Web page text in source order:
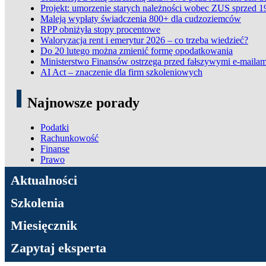
Projekt: umorzenie starych należności wobec ZUS sprzed
Maleją wypłaty świadczenia 800+ dla cudzoziemców
RPP obniżyła stopy procentowe
Waloryzacja rent i emerytur 2026 – co trzeba wiedzieć?
Do 20 lutego można zmienić formę opodatkowania
Ministerstwo Finansów ostrzega przed fałszywymi e-
AI Act – znaczenie dla firm szkoleniowych
Najnowsze porady
Podatki
Rachunkowość
Finanse
Prawo
ADN Podatki
Aktualności
Szkolenia
Miesięcznik
Zapytaj eksperta